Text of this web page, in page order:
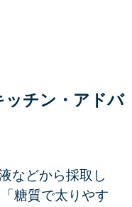
ッチン・アドバ
などから採取し
糖質で太りやす